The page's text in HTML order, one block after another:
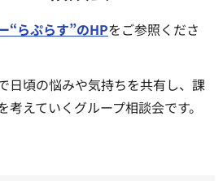
“らぷらす”のHPをご参照くださ
日頃の悩みや気持ちを共有し、課
えていくグループ相談会です。